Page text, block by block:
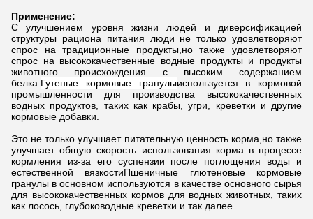
Применение:
С улучшением уровня жизни людей и диверсификацией
структуры рациона питания люди не только удовлетворяют
спрос на традиционные продукты,но также удовлетворяют
спрос на высококачественные водные продукты и продукты
животного происхождения с высоким содержанием
белка. Гутеные кормовые гранулыиспользуется в кормовой
промышленности для производства высококачественных
водных продуктов, таких как крабы, угри, креветки и другие
кормовые добавки.
Это не только улучшает питательную ценность корма,но также
улучшает общую скорость использования корма в процессе
кормления из-за его суспензии после поглощения воды и
естественной вязкостиПшеничные глютеновые кормовые
гранулы в основном используются в качестве основного сырья
для высококачественных кормов для водных животных, таких
как лосось, глубоководные креветки и так далее.